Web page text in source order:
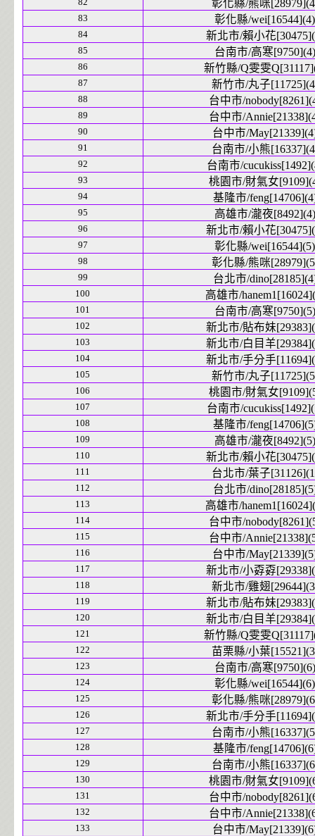
彰化縣/熊咪
83 彰化縣/wei[16544](4)
84 新北市/賴小花
85 台南市/高寒[9750](4)
86 新竹縣/Q雯雯
87 新竹市/丸子
88 台中市/
89 台中市/
90 台中市/
91 台南市/小熊
92 台南市/
93 桃園市/財氣女
94 基隆市/
95 高雄市/瀧夜[8492](4)
96 新北市/賴小花
97 彰化縣/wei[16544](5)
98 彰化縣/熊咪
99 台北市/
100 高雄市/
101 台南市/高寒[9750](5)
102 新北市/貼布妹
103 新北市/白目羊
104 新北市/手分手
105 新竹市/丸子
106 桃園市/財氣女
107 台南市/
108 基隆市/
109 高雄市/瀧夜[8492](5)
110 新北市/賴小花
111 台北市/葉子
112 台北市/
113 高雄市/
114 台中市/
115 台中市/
116 台中市/
117 新北市/小孬孬
118 新北市/雞翅
119 新北市/貼布妹
120 新北市/白目羊
121 新竹縣/Q雯雯
122 苗栗縣/小葉
123 台南市/高寒[9750](6)
124 彰化縣/wei[16544](6)
125 彰化縣/熊咪
126 新北市/手分手
127 台南市/小熊
128 基隆市/
129 台南市/小熊
130 桃園市/財氣女
131 台中市/
132 台中市/
133 台中市/